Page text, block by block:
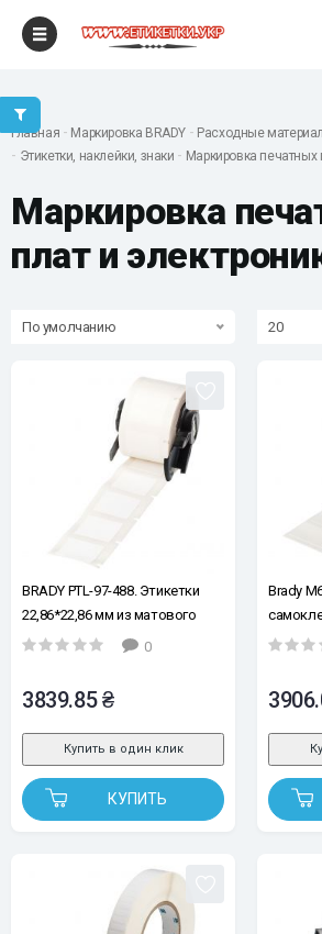
Главная Маркировка BRADY
Расходные
Этикетки, наклейки, знаки
Маркировка печатных
Маркировка
плат и
По умолчанию 20
BRADY PTL-97-488. Этикетки
22,86*22,86 мм из матового
белого полиэстера 250 шт. Для
0
3839.85 ₴
КУПИТЬ
Купить в один клик
Brady
нейлон,
мм,
Brady
M710